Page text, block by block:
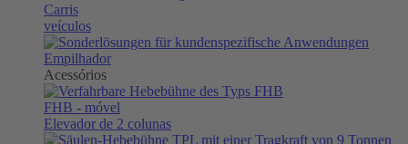
Carris
veículos
Empilhador
Acessórios
FHB - móvel
Elevador de 2 colunas